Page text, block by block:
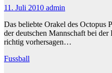
11. Juli 2010 admin
Das beliebte Orakel des Octopus
der deutschen Mannschaft bei
richtig vorhersagen…
Fussball